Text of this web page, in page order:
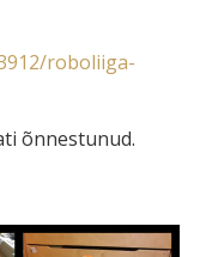
roboliiga-
õnnestunud.